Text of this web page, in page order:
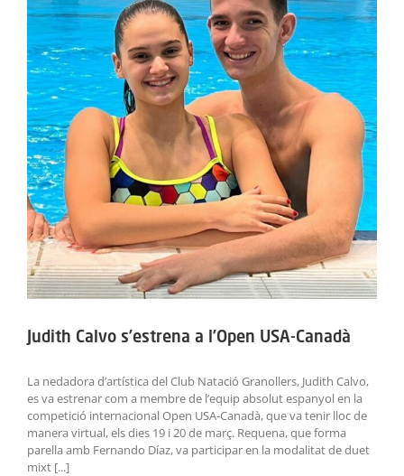
ACTIVITATS
SERVEIS
INFANTS
BLOG
EMPRESES
CONTACTE
TREBALLA AMB NOSALTRES!
Judith Calvo s’estrena a l’Open USA-Canadà
La nedadora d’artística del Club Natació Granollers, Judith Calvo,
es va estrenar com a membre de l’equip absolut espanyol en la
competició internacional Open USA-Canadà, que va tenir lloc de
manera virtual, els dies 19 i 20 de març. Requena, que forma
parella amb Fernando Díaz, va participar en la modalitat de duet
mixt [...]